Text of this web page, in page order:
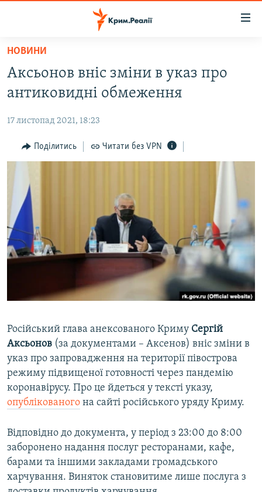
Перейти
основного
матеріалу
до
навігації
Перейти
пошуку
ПОЛІТИКА
БЛОГИ
ІНТЕРВ'Ю
ВСЕ ЗА ДЕНЬ
СПЕЦПРОЕКТИ
ДЕПОРТАЦІЯ
СВІДЧЕННЯ ОКУПАЦІЇ
ІНФОГРАФІКА
ЯК ОБІЙТИ БЛОКУВАННЯ
Qırımtatar
Усі сайти RFE/RL
НОВИНИ
Аксьонов вніс зміни в указ про
антиковидні обмеження
17 листопад 2021, 18:23
Поділитись Читати без VPN
Російський глава анексованого Криму Сергій
Аксьонов (за документами – Аксенов) вніс зміни в
указ про запровадження на території півострова
режиму підвищеної готовності через пандемію
коронавірусу. Про це йдеться у тексті указу,
опублікованого на сайті російського уряду Криму.
Відповідно до документа, у період з 23:00 до 8:00
заборонено надання послуг ресторанами, кафе,
барами та іншими закладами громадського
харчування. Виняток становитиме лише послуга з